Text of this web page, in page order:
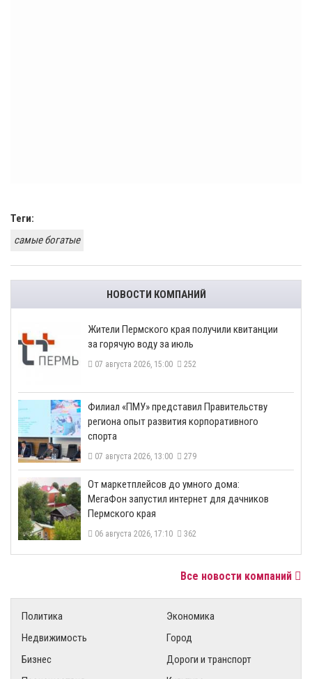
Теги:
самые богатые
НОВОСТИ КОМПАНИЙ
​Жители Пермского края получили квитанции
за горячую воду за июль
07 августа 2026, 15:00 252
​Филиал «ПМУ» представил Правительству
региона опыт развития корпоративного
спорта
07 августа 2026, 13:00 279
От маркетплейсов до умного дома:
МегаФон запустил интернет для дачников
Пермского края
06 августа 2026, 17:10 362
Все новости компаний
Политика
Экономика
Недвижимость
Город
Бизнес
Дороги и транспорт